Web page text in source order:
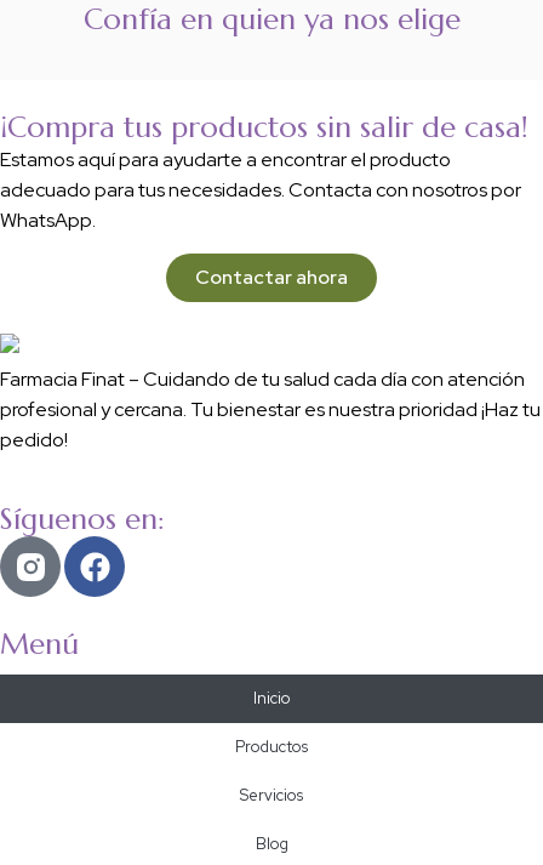
Confía en quien ya nos elige
¡Compra tus productos sin salir de casa!
Estamos aquí para ayudarte a encontrar el producto
adecuado para tus necesidades. Contacta con nosotros por
WhatsApp.
Contactar ahora
Farmacia Finat – Cuidando de tu salud cada día con atención
profesional y cercana. Tu bienestar es nuestra prioridad ¡Haz tu
pedido!
Síguenos en:
Menú
Inicio
Productos
Servicios
Blog